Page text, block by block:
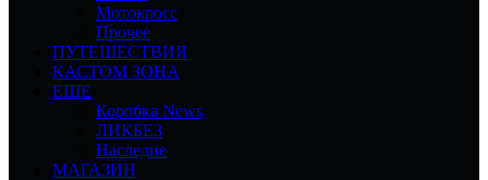
Мотокросс
Прочее
ПУТЕШЕСТВИЯ
КАСТОМ ЗОНА
ЕЩЕ
Коробка News
ЛИКБЕЗ
Наследие
МАГАЗИН